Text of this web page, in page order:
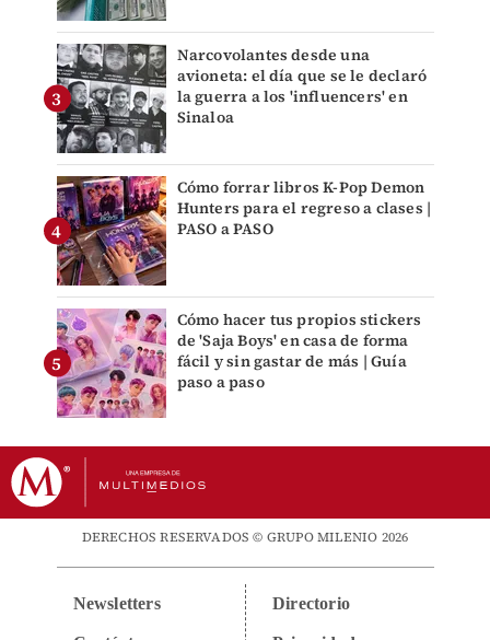
Narcovolantes desde una
avioneta: el día que se le declaró
la guerra a los 'influencers' en
Sinaloa
Cómo forrar libros K-Pop Demon
Hunters para el regreso a clases |
PASO a PASO
Cómo hacer tus propios stickers
de 'Saja Boys' en casa de forma
fácil y sin gastar de más | Guía
paso a paso
DERECHOS RESERVADOS © GRUPO MILENIO 2026
Newsletters Directorio